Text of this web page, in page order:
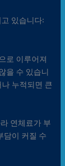
있습니다:
로 이루어져
을 수 있습니
누적되면 큰
연체료가 부
담이 커질 수